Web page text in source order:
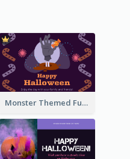
Monster Themed Fun Halloween Greeting Card